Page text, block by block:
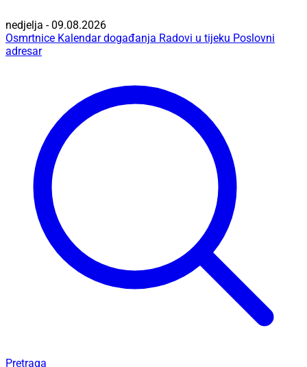
nedjelja - 09.08.2026
Osmrtnice Kalendar događanja Radovi u tijeku Poslovni
adresar
Pretraga